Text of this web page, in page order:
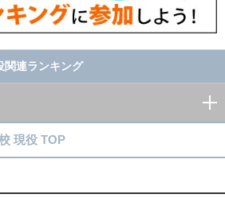
関連ランキング
現役 TOP